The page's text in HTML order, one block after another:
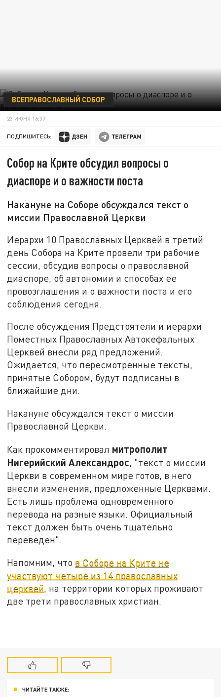
ВСЕПРАВОСЛАВНЫЙ СОБОР
23 ИЮНЯ 16:37
ПОДПИШИТЕСЬ:
Собор на Крите обсудил вопросы о
диаспоре и о важности поста
Накануне на Соборе обсуждался текст о
миссии Православной Церкви
Иерархи 10 Православных Церквей в третий
день Собора на Крите провели три рабочие
сессии, обсудив вопросы о православной
диаспоре, об автономии и способах ее
провозглашения и о важности поста и его
соблюдения сегодня.
После обсуждения Предстоятели и иерархи
Поместных Православных Автокефальных
Церквей внесли ряд предложений.
Ожидается, что пересмотренные тексты,
принятые Собором, будут подписаны в
ближайшие дни.
Накануне обсуждался текст о миссии
Православной Церкви.
Как прокомментировал митрополит
Нигерийский Александрос, "текст о миссии
Церкви в современном мире готов, в него
внесли изменения, предложенные Церквами.
Есть лишь проблема одновременного
перевода на разные языки. Официальный
текст должен быть очень тщательно
переведен".
Напомним, что в Соборе на Крите не
участвуют четыре из 14 православных
церквей , на территории которых проживают
две трети православных христиан.
ЧИТАЙТЕ ТАКЖЕ: